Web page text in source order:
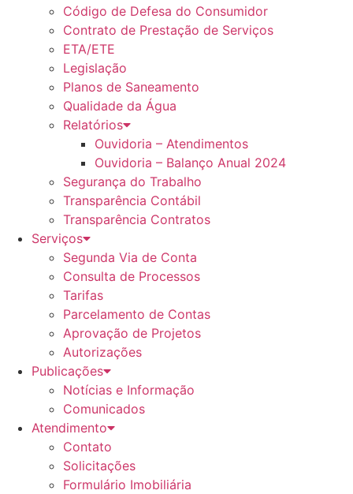
Código de Defesa do Consumidor
Contrato de Prestação de Serviços
ETA/ETE
Legislação
Planos de Saneamento
Qualidade da Água
Relatórios
Ouvidoria – Atendimentos
Ouvidoria – Balanço Anual 2024
Segurança do Trabalho
Transparência Contábil
Transparência Contratos
Serviços
Segunda Via de Conta
Consulta de Processos
Tarifas
Parcelamento de Contas
Aprovação de Projetos
Autorizações
Publicações
Notícias e Informação
Comunicados
Atendimento
Contato
Solicitações
Formulário Imobiliária